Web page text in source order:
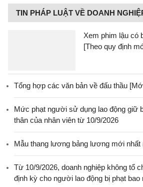
TIN PHÁP LUẬT VỀ DOANH
Xem phim lậu có
[Theo quy định
Tổng hợp các văn bản về đấu thầu
Mức phạt người sử dụng lao động giữ
thân của nhân viên từ 10/9/2026
Mẫu thang lương bảng lương mới nhất
Từ 10/9/2026, doanh nghiệp không tổ
định kỳ cho người lao động bị phạt bao